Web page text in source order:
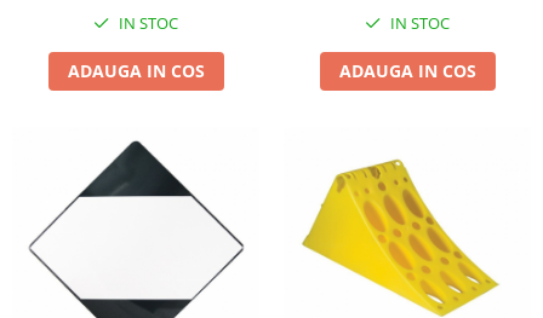
IN STOC
ADAUGA IN COS
IN STOC
ADAUGA IN COS